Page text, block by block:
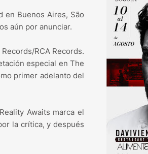
en Buenos Aires, São
aún por anunciar.
RCA Records.
especial en The
primer adelanto del
Awaits marca el
la crítica, y después